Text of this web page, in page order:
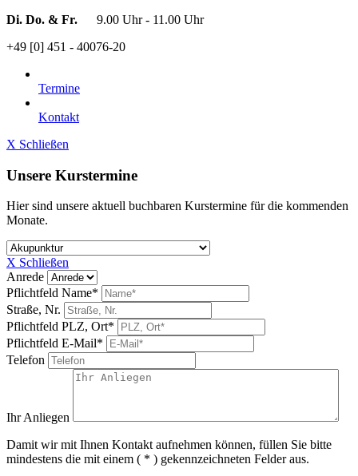
Di. Do. & Fr. 9.00 Uhr - 11.00 Uhr
+49 [0] 451 - 40076-20
Termine
Kontakt
X Schließen
Unsere Kurstermine
Hier sind unsere aktuell buchbaren Kurstermine für die kommenden
Monate.
X Schließen
Anrede
Pflichtfeld Name*
Straße, Nr.
Pflichtfeld PLZ, Ort*
Pflichtfeld E-Mail*
Telefon
Ihr Anliegen
Damit wir mit Ihnen Kontakt aufnehmen können, füllen Sie bitte
mindestens die mit einem ( * ) gekennzeichneten Felder aus.